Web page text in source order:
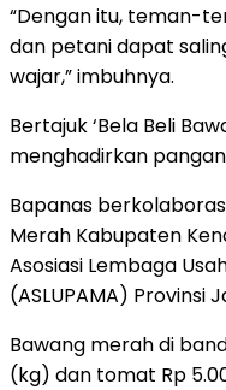
“Dengan itu, teman-
dan petani dapat
wajar,” imbuhnya.
Bertajuk ‘Bela Beli
menghadirkan
Bapanas
Merah Kabupaten
Asosiasi Lembaga
(ASLUPAMA) Provinsi
Bawang merah di
(kg) dan tomat Rp